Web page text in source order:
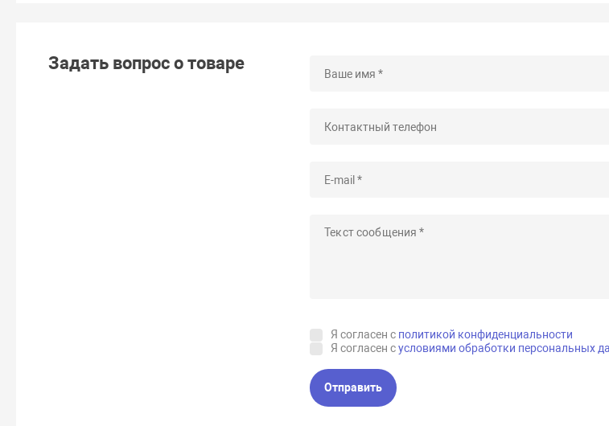
Задать вопрос о товаре
Я согласен с политикой конфиденциальности
Я согласен сусловиями обработки персональных
Отправить